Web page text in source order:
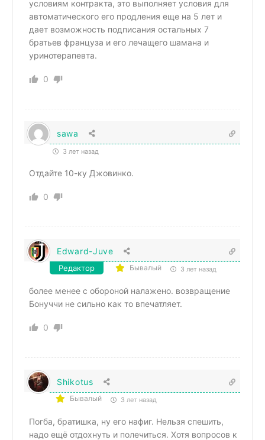
условиям контракта, это выполняет условия для
автоматического его продления еще на 5 лет и
дает возможность подписания остальных 7
братьев француза и его лечащего шамана и
уринотерапевта.
0
sawa
3 лет назад
Отдайте 10-ку Джовинко.
0
Edward-Juve
Редактор Бывалый 3 лет назад
более менее с обороной налажено. возвращение
Бонуччи не сильно как то впечатляет.
0
Shikotus
Бывалый 3 лет назад
Погба, братишка, ну его нафиг. Нельзя спешить,
надо ещё отдохнуть и полечиться. Хотя вопросов к